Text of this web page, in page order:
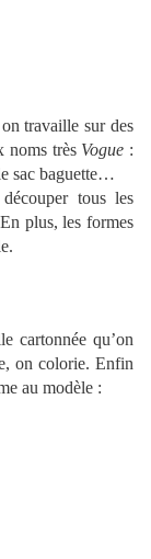
travaille sur des
noms très Vogue :
sac baguette…
tous les
plus, les formes
cartonnée qu’on
on colorie. Enfin
au modèle :